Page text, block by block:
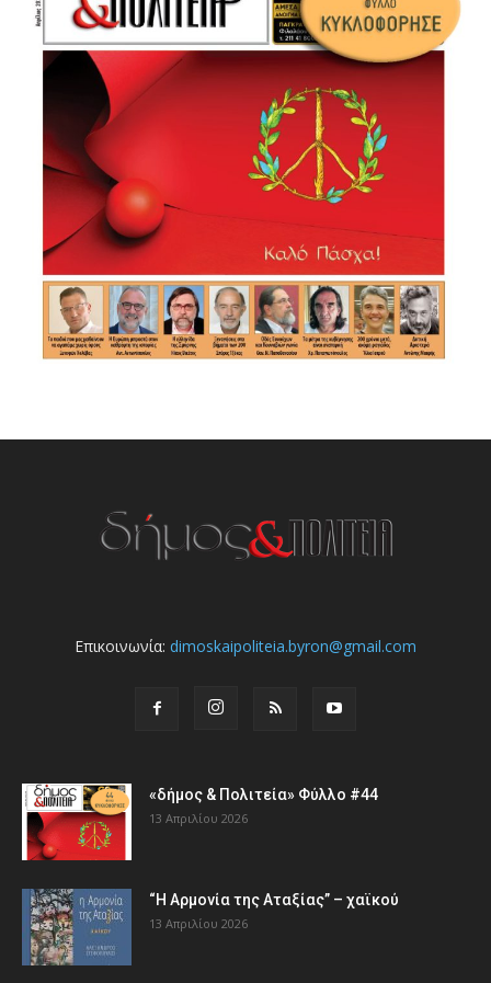
Επικοινωνία: dimoskaipoliteia.byron@gmail.com
«δήμος & Πολιτεία» Φύλλο #44
13 Απριλίου 2026
“Η Αρμονία της Αταξίας” – χαϊκού
13 Απριλίου 2026